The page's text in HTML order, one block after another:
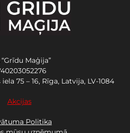
“Grīdu Maģija”
75 – 16, Rīga, Latvija, LV-1084
Akcijas
Politika